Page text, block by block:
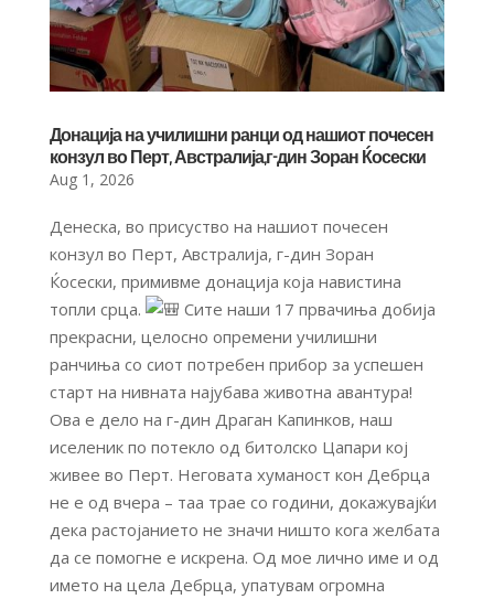
Донација на училишни ранци од нашиот почесен
конзул во Перт, Австралија,г-дин Зоран Ќосески
Aug 1, 2026
Денеска, во присуство на нашиот почесен
конзул во Перт, Австралија, г-дин Зоран
Ќосески, примивме донација која навистина
топли срца.
Сите наши 17 првачиња добија
прекрасни, целосно опремени училишни
ранчиња со сиот потребен прибор за успешен
старт на нивната најубава животна авантура!
Ова е дело на г-дин Драган Капинков, наш
иселеник по потекло од битолско Цапари кој
живее во Перт. Неговата хуманост кон Дебрца
не е од вчера – таа трае со години, докажувајќи
дека растојанието не значи ништо кога желбата
да се помогне е искрена. Од мое лично име и од
името на цела Дебрца, упатувам огромна